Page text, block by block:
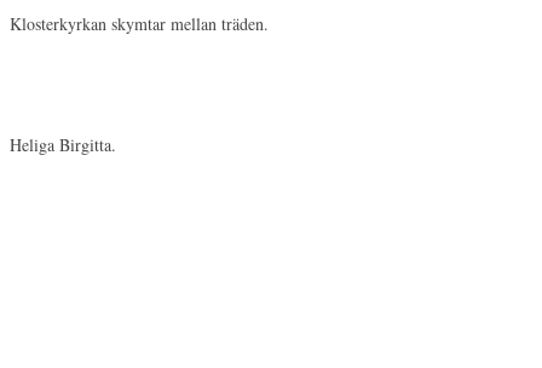
Klosterkyrkan skymtar mellan träden.
Heliga Birgitta.